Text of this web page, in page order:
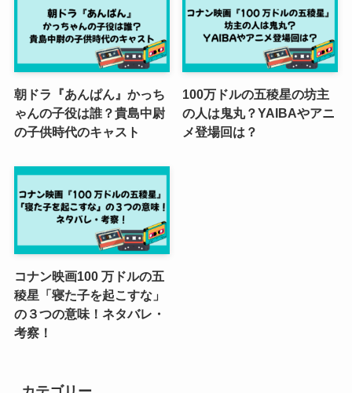
朝ドラ『あんぱん』かっち
ゃんの子役は誰？貴島中尉
の子供時代のキャスト
100万ドルの五稜星の坊主
の人は鬼丸？YAIBAやアニ
メ登場回は？
コナン映画100 万ドルの五
稜星「寝た子を起こすな」
の３つの意味！ネタバレ・
考察！